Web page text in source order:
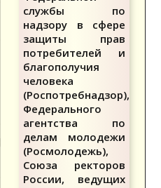
службы по
надзору в сфере
защиты прав
потребителей и
благополучия
человека
(Роспотребнадзор),
Федерального
агентства по
делам молодежи
(Росмолодежь),
Союза ректоров
России, ведущих